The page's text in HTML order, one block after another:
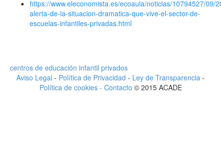
https://www.eleconomista.es/ecoaula/noticias/10794527/09/
alerta-de-la-situacion-dramatica-que-vive-el-sector-de-
escuelas-infantiles-privadas.html
centros de educación infantil privados
Aviso Legal - Política de Privacidad - Ley de Transparencia -
Política de cookies - Contacto © 2015 ACADE